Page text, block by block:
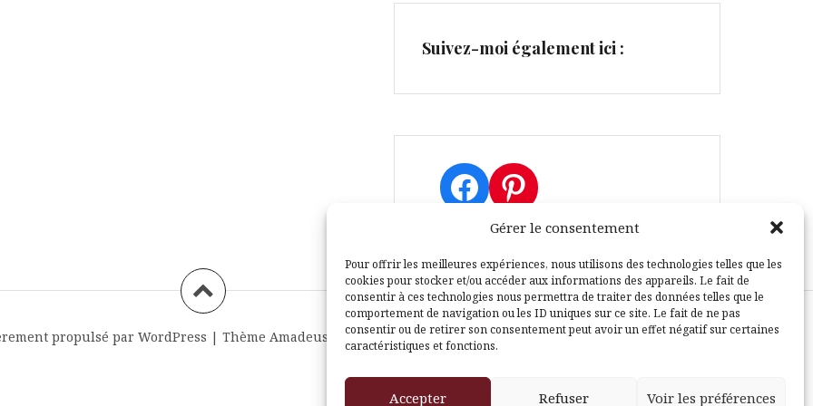
Gérer le consentement
Pour offrir les meilleures expériences, nous utilisons des technologies telles que les
cookies pour stocker et/ou accéder aux informations des appareils. Le fait de
consentir à ces technologies nous permettra de traiter des données telles que le
comportement de navigation ou les ID uniques sur ce site. Le fait de ne pas
consentir ou de retirer son consentement peut avoir un effet négatif sur certaines
caractéristiques et fonctions.
Accepter Refuser Voir les préférences
Suivez-moi également ici :
Facebook
Pinterest
propulsé par WordPress | Thème Amadeus par Themeisle